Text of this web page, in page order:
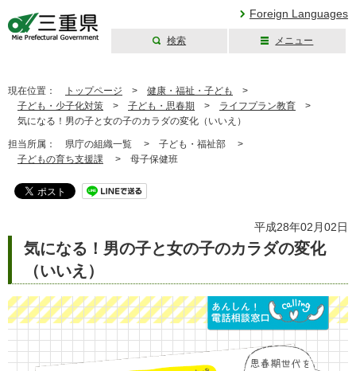
Foreign Languages
検索 メニュー
現在位置： トップページ > 健康・福祉・子ども
>
子ども・少子化対策 > 子ども・思春期 > ライフプラン教育 >
気になる！男の子と女の子のカラダの変化（いいえ）
担当所属： 県庁の組織一覧 > 子ども・福祉部 >
子どもの育ち支援課 > 母子保健班
平成28年02月02日
気になる！男の子と女の子のカラダの変化
（いいえ）